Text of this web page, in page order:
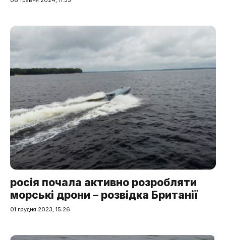
росія почала активно розробляти
морські дрони – розвідка Британії
01 грудня 2023, 15:26